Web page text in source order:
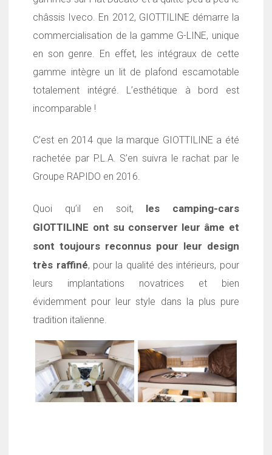
châssis Iveco. En 2012, GIOTTILINE démarre la
commercialisation de la gamme G-LINE, unique
en son genre. En effet, les intégraux de cette
gamme intègre un lit de plafond escamotable
totalement intégré. L’esthétique à bord est
incomparable !
C’est en 2014 que la marque GIOTTILINE a été
rachetée par P.L.A. S’en suivra le rachat par le
Groupe RAPIDO en 2016.
Quoi qu’il en soit, les camping-cars
GIOTTILINE ont su conserver leur âme et
sont toujours reconnus pour leur design
très raffiné, pour la qualité des intérieurs, pour
leurs implantations novatrices et bien
évidemment pour leur style dans la plus pure
tradition italienne.